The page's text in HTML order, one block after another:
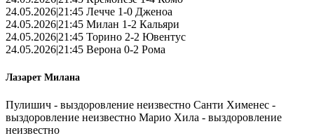
24.05.2026|21:45 Лечче 1-0 Дженоа
24.05.2026|21:45 Милан 1-2 Кальяри
24.05.2026|21:45 Торино 2-2 Ювентус
24.05.2026|21:45 Верона 0-2 Рома
Лазарет Милана
Пулишич - выздоровление неизвестно Санти Хименес -
выздоровление неизвестно Марио Хила - выздоровление
неизвестно